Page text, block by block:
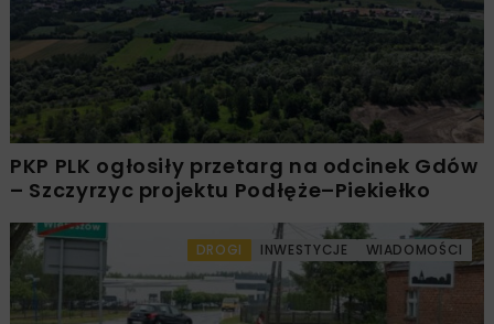
PKP PLK ogłosiły przetarg na odcinek Gdów
– Szczyrzyc projektu Podłęże–Piekiełko
DROGI INWESTYCJE WIADOMOŚCI